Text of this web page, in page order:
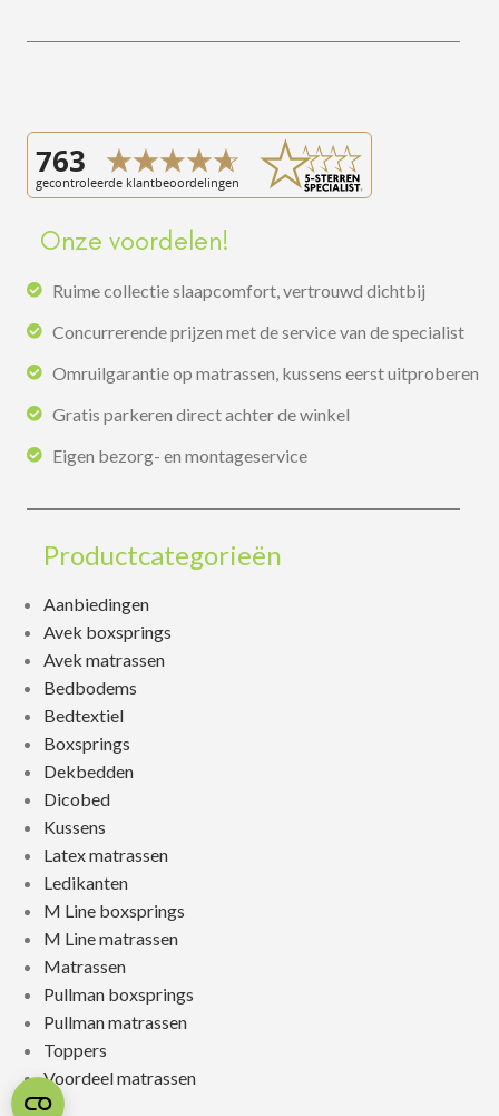
Onze voordelen!
Ruime collectie slaapcomfort, vertrouwd dichtbij
Concurrerende prijzen met de service van de specialist
Omruilgarantie op matrassen, kussens eerst uitproberen
Gratis parkeren direct achter de winkel
Eigen bezorg- en montageservice
Productcategorieën
Aanbiedingen
Avek boxsprings
Avek matrassen
Bedbodems
Bedtextiel
Boxsprings
Dekbedden
Dicobed
Kussens
Latex matrassen
Ledikanten
M Line boxsprings
M Line matrassen
Matrassen
Pullman boxsprings
Pullman matrassen
Toppers
Voordeel matrassen